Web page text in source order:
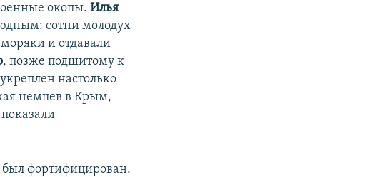
окопы. Илья
сотни молодух
и отдавали
, позже подшитому к
настолько
немцев в Крым,
был фортифицирован.